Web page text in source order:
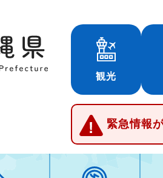
観光
緊急情報